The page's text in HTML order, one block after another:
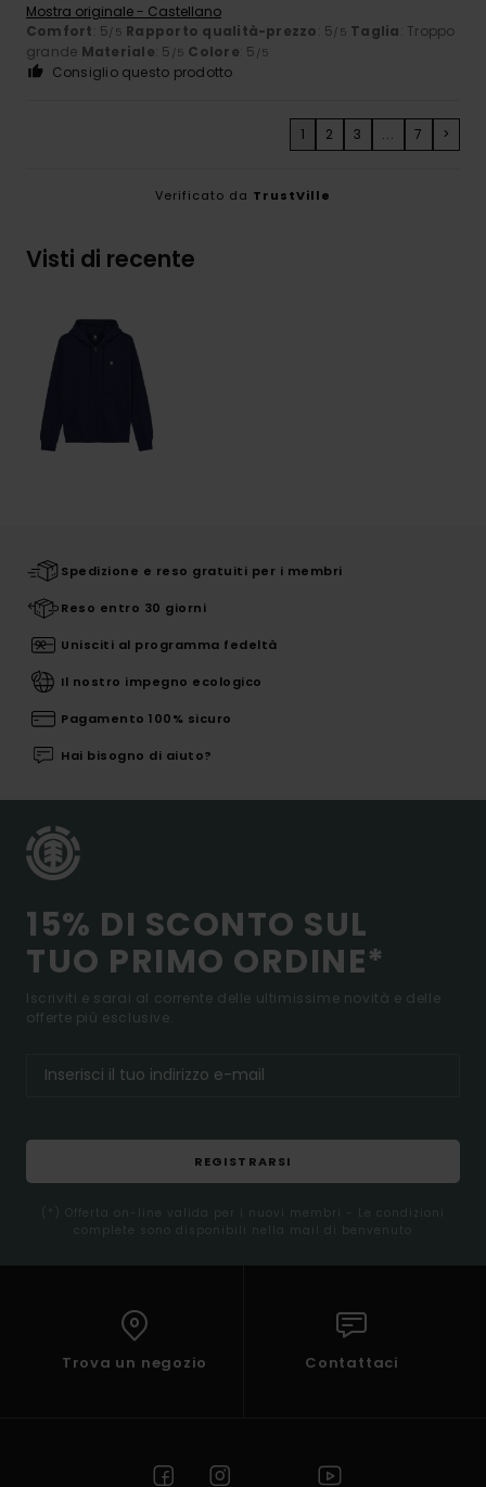
Mostra originale - Castellano
Comfort: 5 /5 Rapporto qualità-prezzo: 5 /5 Taglia: Troppo
grande Materiale: 5 /5 Colore: 5 /5
Consiglio questo prodotto
1 2 3 ... 7 >
Verificato da TrustVille
Visti di recente
Spedizione e reso gratuiti per i membri
Reso entro 30 giorni
Unisciti al programma fedeltà
Il nostro impegno ecologico
Pagamento 100% sicuro
Hai bisogno di aiuto?
15% DI SCONTO SUL
TUO PRIMO ORDINE*
Iscriviti e sarai al corrente delle ultimissime novità e delle
offerte più esclusive.
REGISTRARSI
(*) Offerta on-line valida per i nuovi membri - Le condizioni
complete sono disponibili nella mail di benvenuto
Trova un negozio Contattaci